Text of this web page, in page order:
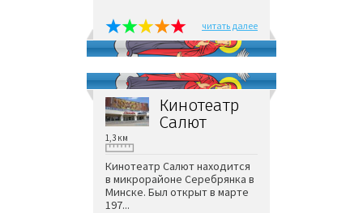
читать далее
Кинотеатр
Салют
1,3 км
Кинотеатр Салют находится
в микрорайоне Серебрянка в
Минске. Был открыт в марте
197...